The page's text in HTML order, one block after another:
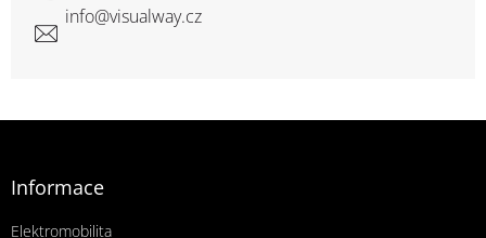
info@visualway.cz
Informace
Elektromobilita